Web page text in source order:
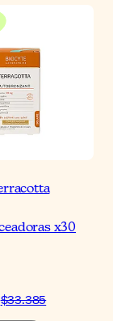
x30
$33.385